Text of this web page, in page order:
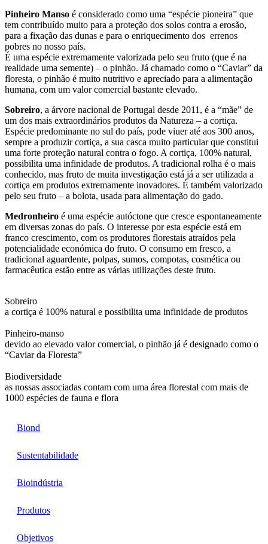
Pinheiro Manso é considerado como uma “espécie pioneira” que
tem contribuído muito para a proteção dos solos contra a erosão,
para a fixação das dunas e para o enriquecimento dos errenos
pobres no nosso país.
É uma espécie extremamente valorizada pelo seu fruto (que é na
realidade uma semente) – o pinhão. Já chamado como o “Caviar” da
floresta, o pinhão é muito nutritivo e apreciado para a alimentação
humana, com um valor comercial bastante elevado.
Sobreiro, a árvore nacional de Portugal desde 2011, é a “mãe” de
um dos mais extraordinários produtos da Natureza – a cortiça.
Espécie predominante no sul do país, pode viuer até aos 300 anos,
sempre a produzir cortiça, a sua casca muito particular que constitui
uma forte proteção natural contra o fogo. A cortiça, 100% natural,
possibilita uma infinidade de produtos. A tradicional rolha é o mais
conhecido, mas fruto de muita investigação está já a ser utilizada a
cortiça em produtos extremamente inovadores. É também valorizado
pelo seu fruto – a bolota, usada para alimentação do gado.
Medronheiro é uma espécie autóctone que cresce espontaneamente
em diversas zonas do país. O interesse por esta espécie está em
franco crescimento, com os produtores florestais atraídos pela
potencialidade económica do fruto. O consumo em fresco, a
tradicional aguardente, polpas, sumos, compotas, cosmética ou
farmacêutica estão entre as várias utilizações deste fruto.
Sobreiro
a cortiça é 100% natural e possibilita uma infinidade de produtos
Pinheiro-manso
devido ao elevado valor comercial, o pinhão já é designado como o
“Caviar da Floresta”
Biodiversidade
as nossas associadas contam com uma área florestal com mais de
1000 espécies de fauna e flora
Biond
Sustentabilidade
Bioindústria
Produtos
Objetivos